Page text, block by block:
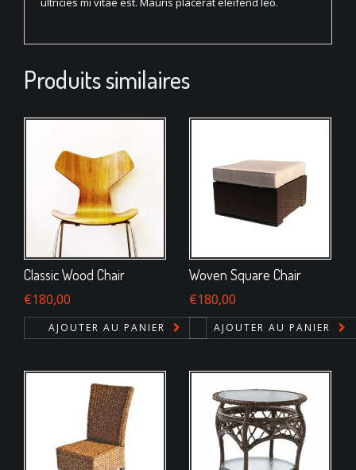
Produits similaires
Classic Wood Chair
€180,00
AJOUTER AU PANIER
Woven Square Chair
€180,00
AJOUTER AU PANIER